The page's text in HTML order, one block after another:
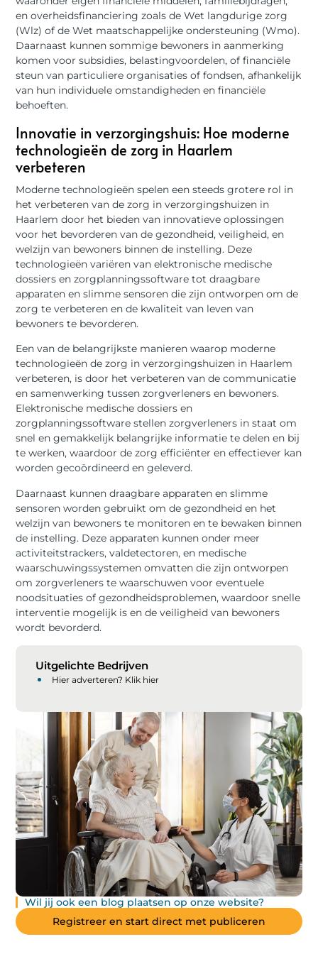
en overheidsfinanciering zoals de Wet langdurige zorg
(Wlz) of de Wet maatschappelijke ondersteuning (Wmo).
Daarnaast kunnen sommige bewoners in aanmerking
komen voor subsidies, belastingvoordelen, of financiële
steun van particuliere organisaties of fondsen, afhankelijk
van hun individuele omstandigheden en financiële
behoeften.
Innovatie in verzorgingshuis: Hoe moderne
technologieën de zorg in Haarlem
verbeteren
Moderne technologieën spelen een steeds grotere rol in
het verbeteren van de zorg in verzorgingshuizen in
Haarlem door het bieden van innovatieve oplossingen
voor het bevorderen van de gezondheid, veiligheid, en
welzijn van bewoners binnen de instelling. Deze
technologieën variëren van elektronische medische
dossiers en zorgplanningssoftware tot draagbare
apparaten en slimme sensoren die zijn ontworpen om de
zorg te verbeteren en de kwaliteit van leven van
bewoners te bevorderen.
Een van de belangrijkste manieren waarop moderne
technologieën de zorg in verzorgingshuizen in Haarlem
verbeteren, is door het verbeteren van de communicatie
en samenwerking tussen zorgverleners en bewoners.
Elektronische medische dossiers en
zorgplanningssoftware stellen zorgverleners in staat om
snel en gemakkelijk belangrijke informatie te delen en bij
te werken, waardoor de zorg efficiënter en effectiever kan
worden gecoördineerd en geleverd.
Daarnaast kunnen draagbare apparaten en slimme
sensoren worden gebruikt om de gezondheid en het
welzijn van bewoners te monitoren en te bewaken binnen
de instelling. Deze apparaten kunnen onder meer
activiteitstrackers, valdetectoren, en medische
waarschuwingssystemen omvatten die zijn ontworpen
om zorgverleners te waarschuwen voor eventuele
noodsituaties of gezondheidsproblemen, waardoor snelle
interventie mogelijk is en de veiligheid van bewoners
wordt bevorderd.
Uitgelichte Bedrijven
Hier adverteren? Klik hier
Wil jij ook een blog plaatsen op onze website?
Registreer en start direct met publiceren